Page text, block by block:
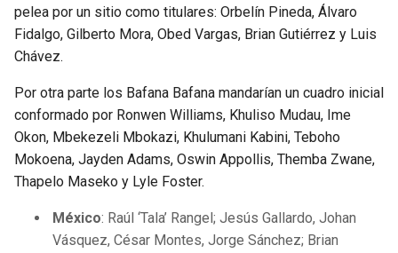
pelea por un sitio como titulares: Orbelín Pineda, Álvaro
Fidalgo, Gilberto Mora, Obed Vargas, Brian Gutiérrez y Luis
Chávez.
Por otra parte los Bafana Bafana mandarían un cuadro inicial
conformado por Ronwen Williams, Khuliso Mudau, Ime
Okon, Mbekezeli Mbokazi, Khulumani Kabini, Teboho
Mokoena, Jayden Adams, Oswin Appollis, Themba Zwane,
Thapelo Maseko y Lyle Foster.
México: Raúl ‘Tala’ Rangel; Jesús Gallardo, Johan
Vásquez, César Montes, Jorge Sánchez; Brian